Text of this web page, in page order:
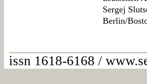
Sergej
Berlin/
issn 1618-6168 /